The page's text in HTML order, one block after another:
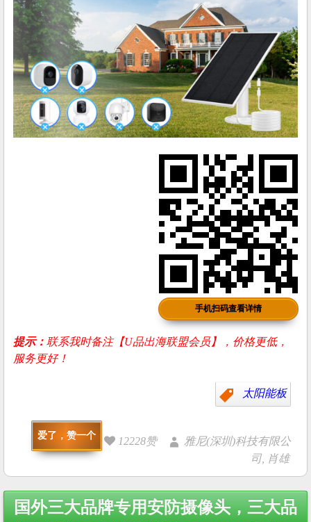
手机扫码查看详情
提示：联系我时备注【U品出海联盟会员】，价格更低，
服务更好！
太阳能板
爱了，赞一个 12228赞
雅尼(深圳)科技有限公
司, 肖雄
Post
navigation
国外三大品牌专用安防摄像头，三大品